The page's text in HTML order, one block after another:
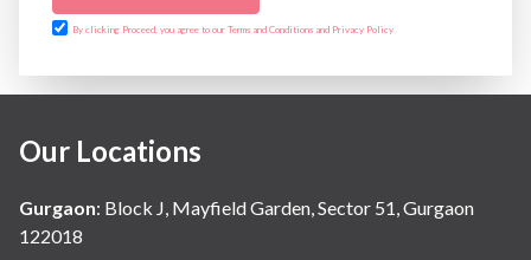
By clicking Proceed, you agree to our Terms and Conditions and Privacy Policy
Our Locations
Gurgaon: Block J, Mayfield Garden, Sector 51, Gurgaon
122018